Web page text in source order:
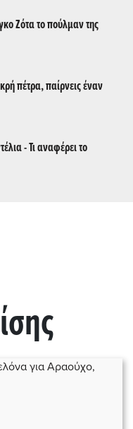
Ζότα το πούλμαν της
πέτρα, παίρνεις έναν
- Τι αναφέρει το